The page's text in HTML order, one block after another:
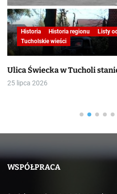
Historia Historia regionu Listy
Tucholskie wieści
Ulica Świecka w Tucholi
25 lipca 2026
WSPÓŁPRACA